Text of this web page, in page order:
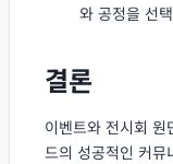
와 공정을 선
결론
이벤트와 전시회
드의 성공적인 커뮤